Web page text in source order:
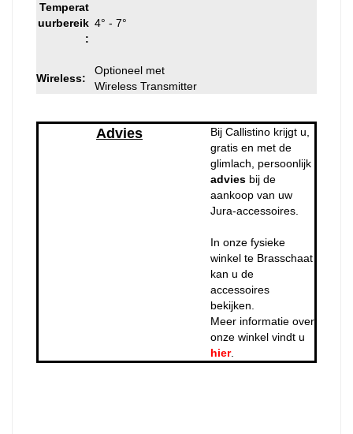
Temperat
uurbereik
:
4° - 7°
Wireless:
Optioneel met
Wireless Transmitter
Advies
Bij Callistino krijgt u,
gratis en met de
glimlach, persoonlijk
advies bij de
aankoop van uw
Jura-accessoires.
In onze fysieke
winkel te Brasschaat
kan u de
accessoires
bekijken.
Meer informatie over
onze winkel vindt u
hier.